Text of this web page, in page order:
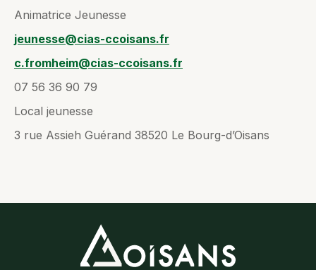
Animatrice Jeunesse
jeunesse@cias-ccoisans.fr
c.fromheim@cias-ccoisans.fr
07 56 36 90 79
Local jeunesse
3 rue Assieh Guérand 38520 Le Bourg-d’Oisans